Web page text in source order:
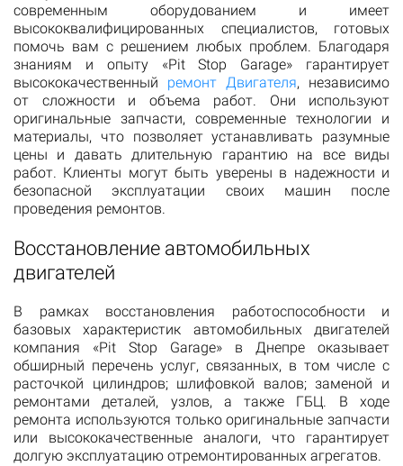
современным оборудованием и имеет
высококвалифицированных специалистов, готовых
помочь вам с решением любых проблем. Благодаря
знаниям и опыту «Pit Stop Garage» гарантирует
высококачественный ремонт Двигателя, независимо
от сложности и объема работ. Они используют
оригинальные запчасти, современные технологии и
материалы, что позволяет устанавливать разумные
цены и давать длительную гарантию на все виды
работ. Клиенты могут быть уверены в надежности и
безопасной эксплуатации своих машин после
проведения ремонтов.
Восстановление автомобильных
двигателей
В рамках восстановления работоспособности и
базовых характеристик автомобильных двигателей
компания «Pit Stop Garage» в Днепре оказывает
обширный перечень услуг, связанных, в том числе с
расточкой цилиндров; шлифовкой валов; заменой и
ремонтами деталей, узлов, а также ГБЦ. В ходе
ремонта используются только оригинальные запчасти
или высококачественные аналоги, что гарантирует
долгую эксплуатацию отремонтированных агрегатов.